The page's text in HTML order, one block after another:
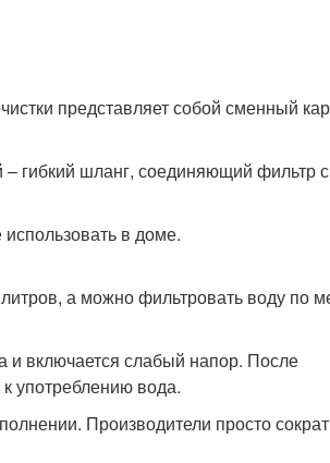
представляет собой сменный
гибкий шланг, соединяющий фильтр с
а можно фильтровать воду по
и включается слабый напор. После
употреблению вода.
Производители просто